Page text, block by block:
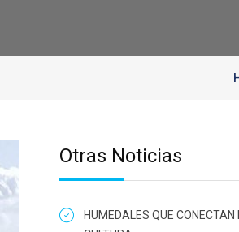
Otras Noticias
HUMEDALES QUE